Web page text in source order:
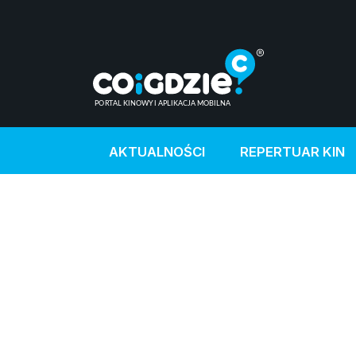
AKTUALNOŚCI REPERTUAR KIN